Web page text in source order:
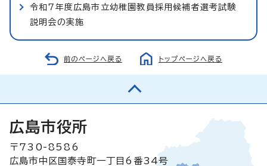
令和7年度広島市立幼稚園教員採用候補者選考試験
説明会の実施
前のページへ戻る トップページへ戻る
広島市役所
〒730-8586
広島市中区国泰寺町一丁目6番34号